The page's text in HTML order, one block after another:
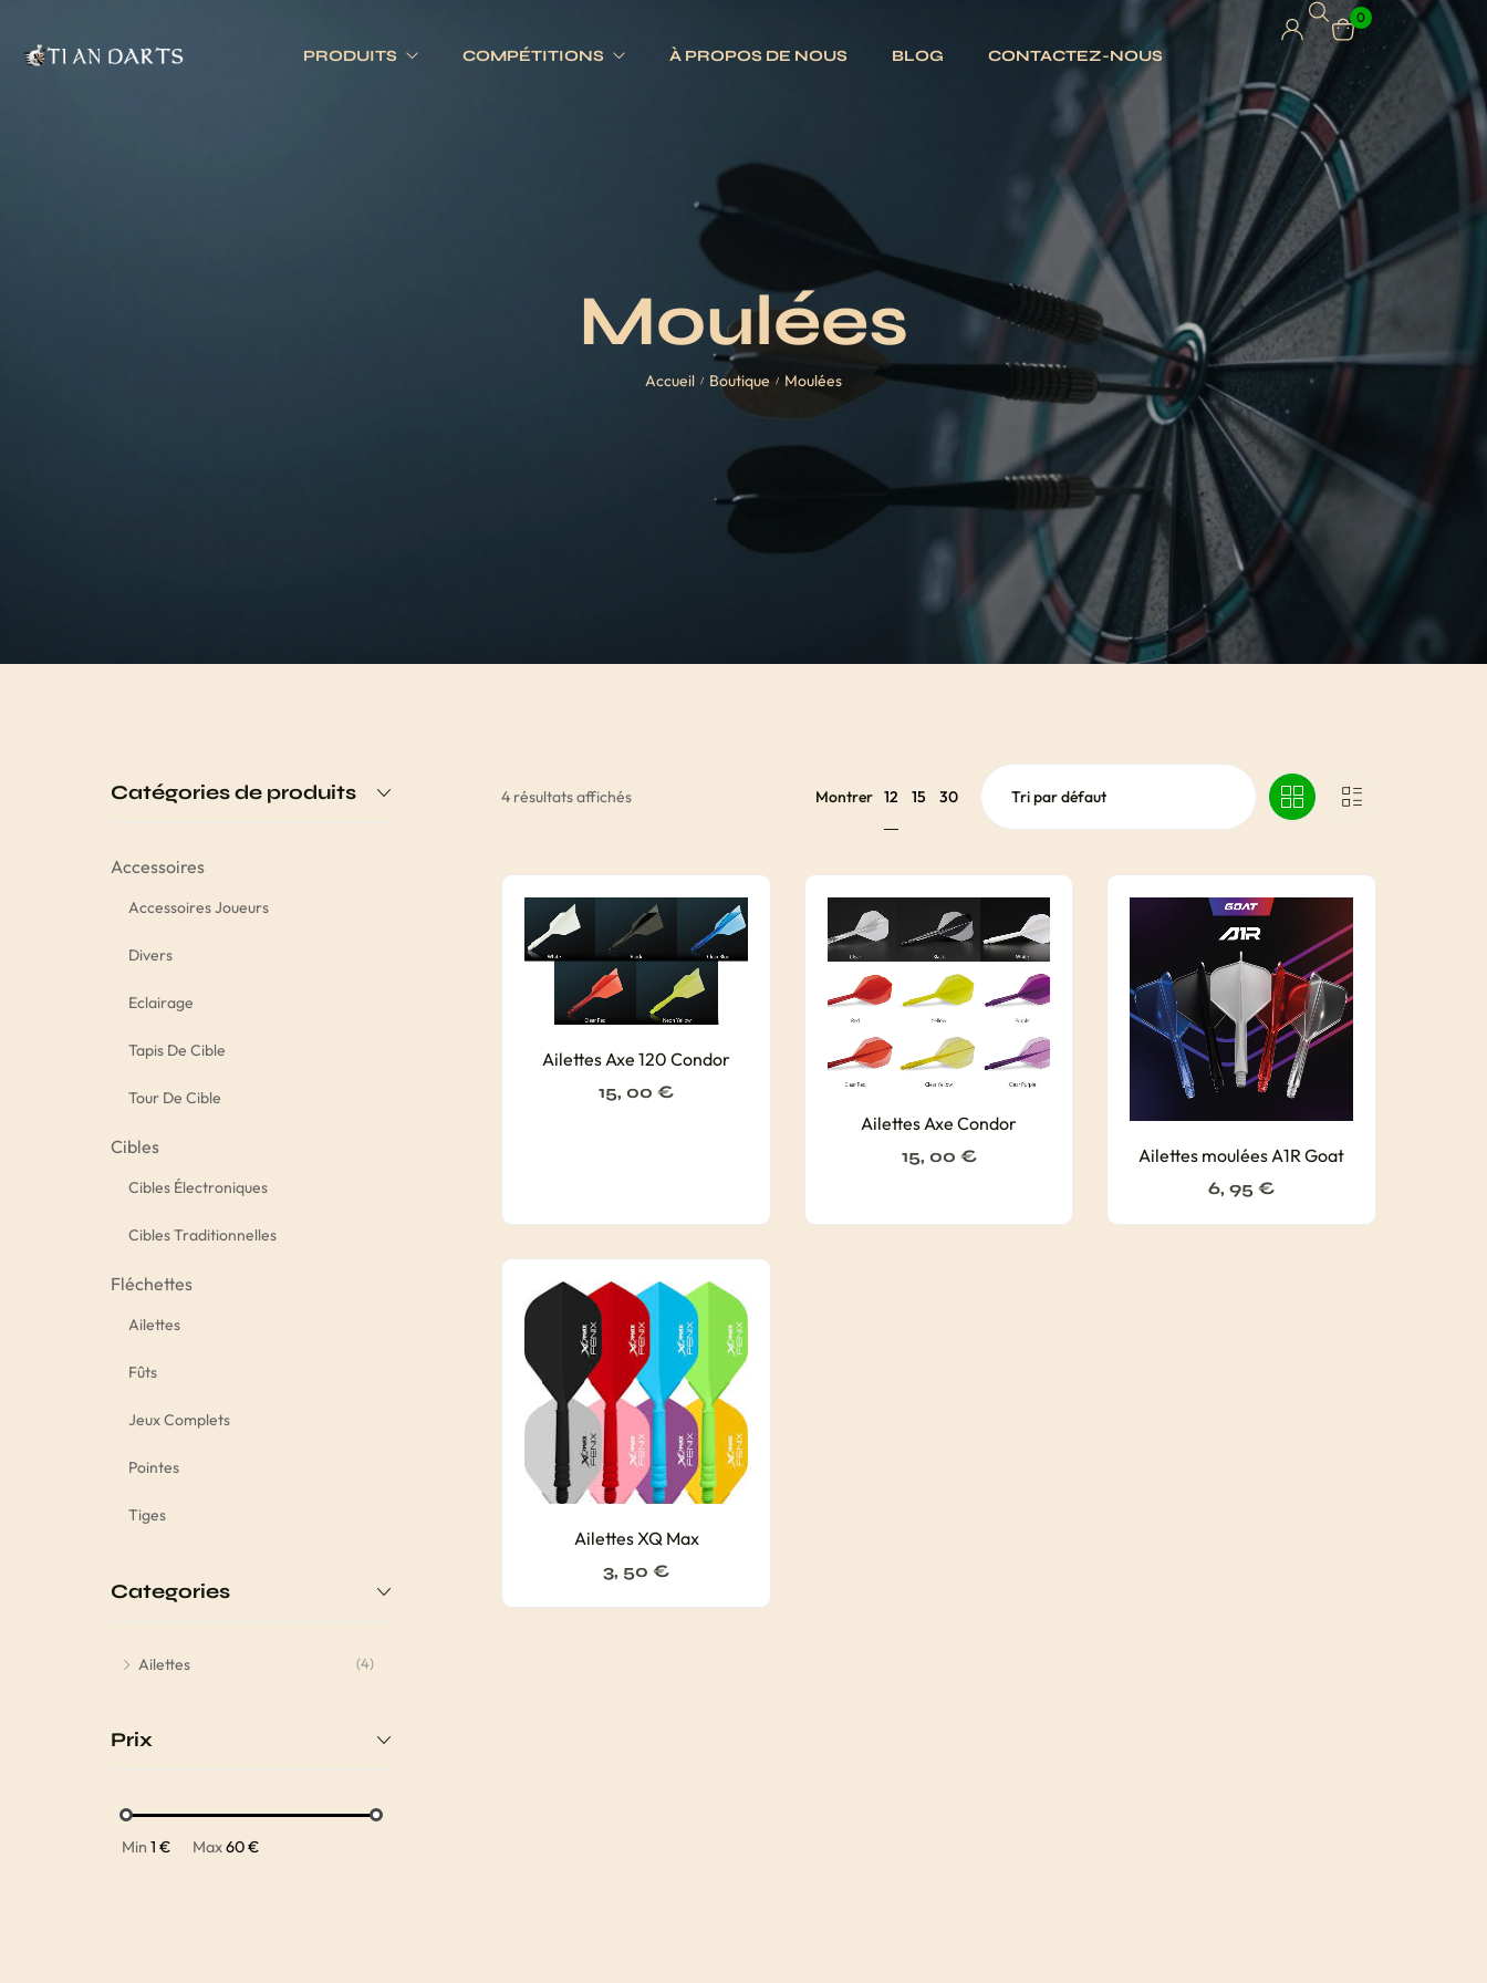
PRODUITS
Jeux complets
Pointes
Tiges
COMPÉTITIONS À PROPOS DE NOUS BLOG CONTACTEZ-NOUS
0
Moulées
Accueil / Boutique / Moulées
Catégories de produits
Accessoires
Accessoires Joueurs
Divers
Eclairage
Tapis De Cible
Tour De Cible
Cibles
Cibles Électroniques
Cibles Traditionnelles
Fléchettes
Ailettes
Fûts
Jeux Complets
Pointes
Tiges
Categories
Ailettes (4)
Prix
Min 1 € Max60 €
4 résultats affichés Montrer 12 15 30
Ailettes Axe 120 Condor
15, 00€
Ailettes Axe Condor
15, 00 € Ailettes moulées A1R Goat
6, 95€
Ailettes XQ Max
3, 50€